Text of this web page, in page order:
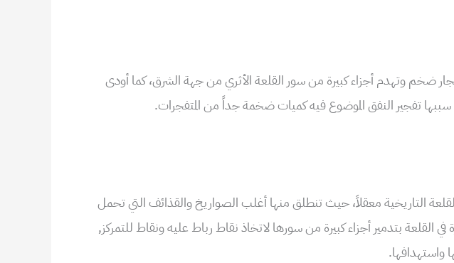
ضخم وتهدم أجزاء كبيرة من سور القلعة الأثري من جهة الشرق، كما أودى
سببها تفجير النفق الموضوع فيه كميات ضخمة جداً من المتفجرات.
التاريخية معقلاً، حيث تنطلق منها أغلب الصواريخ والقذائف التي تحمل
في القلعة بتدمير أجزاء كبيرة من سورها لاتخاذ نقاط رباط عليه ونقاط للتمركز,
واستهدافها.